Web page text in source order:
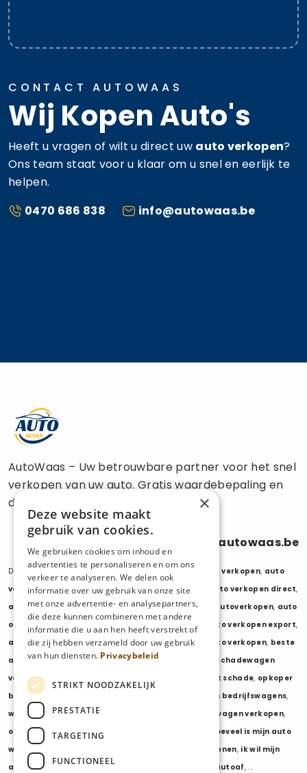
CONTACT AUTOWAAS
Wij Kopen Auto's
Heeft u vragen of wilt u direct uw auto verkopen?
Ons team staat voor u klaar om u snel en eerlijk te
helpen.
0470 686 838
info@autowaas.be
AutoWaas – Uw betrouwbare partner voor het snel
verkopen van uw auto. Gratis waardebepaling en
directe uitbetaling.
info@autowaas.be
Diensten: auto verkopen auto export verkopen, auto
verkopen export,auto verkopen zonder keuring auto verkopen direct,
auto tweedehands verkopen,mijn auto verkopen autoverkopen, auto
opkopers
opkoper auto , export auto verkopen auto verkopen export,
auto opkoper export,opkopen van auto's,oude auto verkopen, beste
auto opkoper,wij kopen auto's,wij kopen uw auto
schadewagen
verkopen
opkoper auto met schade, opkoper
bedrijfswagens
verkopen bedrijfswagens,
wagenpark verkopen, bestelwagen verkopen,
opkoper bestelwagens
hoeveel is mijn auto
waard
waarde auto berekenen, ik wil mijn
auto verkopen,ik wil van mijn auto af ikwilvanmijnautoaf, ...
×
Deze website maakt
gebruik van cookies.
We gebruiken cookies om inhoud en
advertenties te personaliseren en om ons
verkeer te analyseren. We delen ook
informatie over uw gebruik van onze site
met onze advertentie- en analysepartners,
die deze kunnen combineren met andere
informatie die u aan hen heeft verstrekt of
die zij hebben verzameld door uw gebruik
van hun diensten. Privacybeleid
STRIKT NOODZAKELIJK
PRESTATIE
TARGETING
FUNCTIONEEL